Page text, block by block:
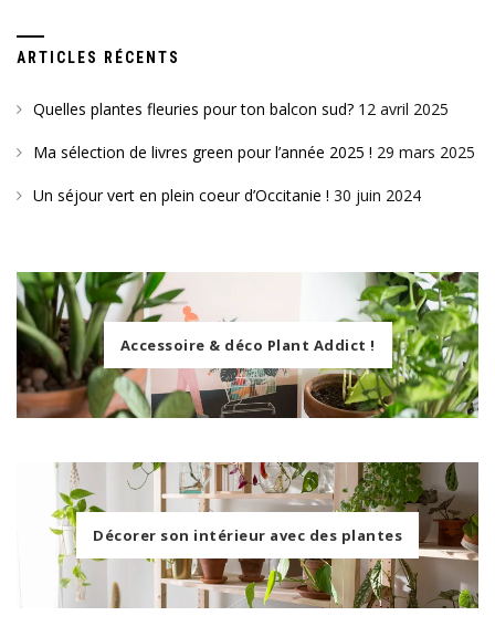
ARTICLES RÉCENTS
Quelles plantes fleuries pour ton balcon sud? 12 avril 2025
Ma sélection de livres green pour l’année 2025 ! 29 mars 2025
Un séjour vert en plein coeur d’Occitanie ! 30 juin 2024
Accessoire & déco Plant Addict !
Décorer son intérieur avec des plantes